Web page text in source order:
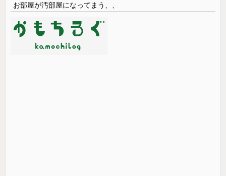
お部屋が汚部屋になってまう、、